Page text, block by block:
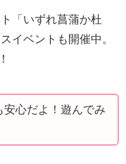
「いずれ菖蒲か杜
イベントも開催中。
心だよ！遊んでみ